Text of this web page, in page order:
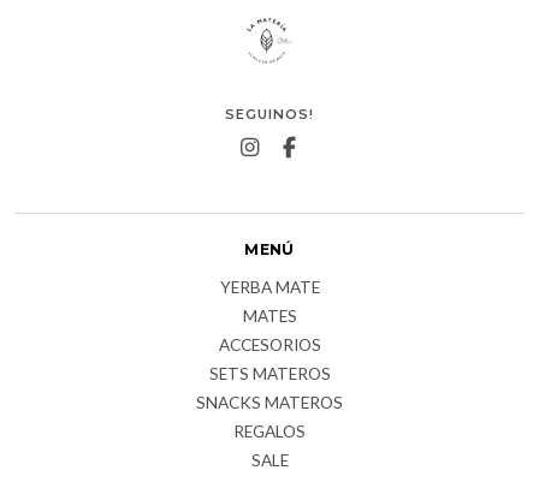
SEGUINOS!
MENÚ
YERBA MATE
MATES
ACCESORIOS
SETS MATEROS
SNACKS MATEROS
REGALOS
SALE